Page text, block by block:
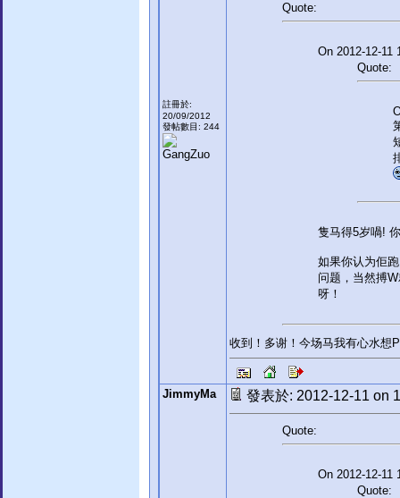
註冊於:
20/09/2012
發帖數目: 244
Quote:
On 2012-12-11
Quote:
隻马得5岁喎!
如果你认为佢
问题，当然搏
呀！
收到！多谢！今场马我有心水想
JimmyMa 發表於: 2012-12-11 on
Quote:
On 2012-12-11
Quote: